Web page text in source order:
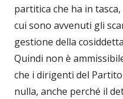
partitica che ha in
cui sono avvenuti gli
gestione della
Quindi non è
che i dirigenti del
nulla, anche perché il